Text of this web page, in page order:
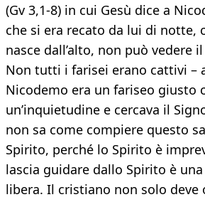
(Gv 3,1-8) in cui Gesù dice a
che si era recato da lui di notte,
nasce dall’alto, non può vedere
Non tutti i farisei erano cattivi –
Nicodemo era un fariseo giusto
un’inquietudine e cercava il
non sa come compiere questo
Spirito, perché lo Spirito è
lascia guidare dallo Spirito è
libera. Il cristiano non solo deve